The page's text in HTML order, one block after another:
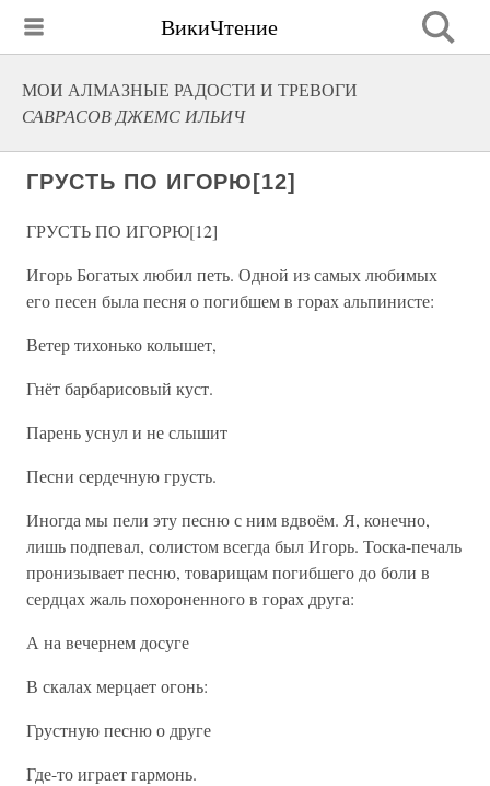
ВикиЧтение
МОИ АЛМАЗНЫЕ РАДОСТИ И ТРЕВОГИ
САВРАСОВ ДЖЕМС ИЛЬИЧ
ГРУСТЬ ПО ИГОРЮ[12]
ГРУСТЬ ПО ИГОРЮ[12]
Игорь Богатых любил петь. Одной из самых любимых
его песен была песня о погибшем в горах альпинисте:
Ветер тихонько колышет,
Гнёт барбарисовый куст.
Парень уснул и не слышит
Песни сердечную грусть.
Иногда мы пели эту песню с ним вдвоём. Я, конечно,
лишь подпевал, солистом всегда был Игорь. Тоска-печаль
пронизывает песню, товарищам погибшего до боли в
сердцах жаль похороненного в горах друга:
А на вечернем досуге
В скалах мерцает огонь:
Грустную песню о друге
Где-то играет гармонь.